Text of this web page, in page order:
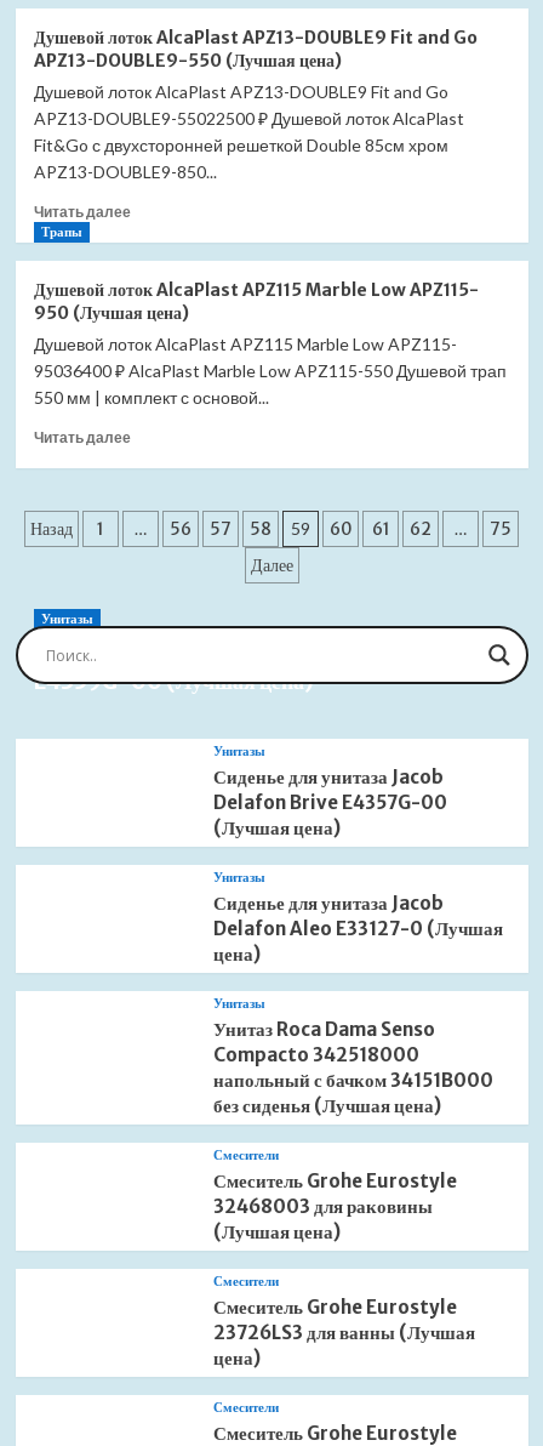
сенсорное
(Лучшая
цена)
Донный
клапан
сифона
Aquatek
AQ6002CR
с
переливом
(Лучшая
Душевой лоток AlcaPlast APZ13-DOUBLE9 Fit and Go
APZ13-DOUBLE9-550 (Лучшая цена)
Душевой лоток AlcaPlast APZ13-DOUBLE9 Fit and Go
APZ13-DOUBLE9-55022500 ₽ Душевой лоток AlcaPlast
Fit&Go с двухсторонней решеткой Double 85см хром
APZ13-DOUBLE9-850...
Читать далееПрочитать
Душевой
лоток
AlcaPlast
APZ13-
DOUBLE9
Fit
Go
550
(Лучшая
Трапы
Душевой лоток AlcaPlast APZ115 Marble Low APZ115-
950 (Лучшая цена)
Душевой лоток AlcaPlast APZ115 Marble Low APZ115-
95036400 ₽ AlcaPlast Marble Low APZ115-550 Душевой трап
550 мм | комплект с основой...
Читать далееПрочитать
AlcaPlast
(Лучшая
Пагинация
Назад 1 … 56 57 58 59 60 61 62 …
75
Далее
Унитазы
Сиденье для унитаза Jacob Delafon Brive
E4359G-00 (Лучшая цена)
Унитазы
Сиденье для унитаза Jacob
Delafon Brive E4357G-00
(Лучшая цена)
Унитазы
Сиденье для унитаза Jacob
Delafon Aleo E33127-0 (Лучшая
цена)
Унитазы
Унитаз Roca Dama Senso
Compacto 342518000
напольный с бачком 34151B000
без сиденья (Лучшая цена)
Смесители
Смеситель Grohe Eurostyle
32468003 для раковины
(Лучшая цена)
Смесители
Смеситель Grohe Eurostyle
23726LS3 для ванны (Лучшая
цена)
Смесители
Смеситель Grohe Eurostyle